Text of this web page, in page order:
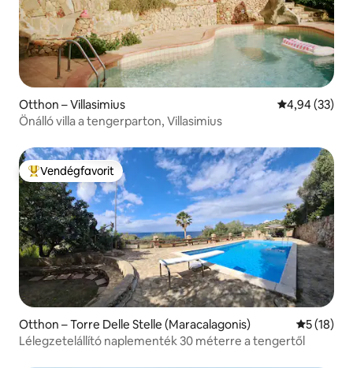
Otthon – Villasimius Átlagos
4,94 (33)
Önálló villa a tengerparton, Villasimius
Kiemelt vendégfavorit
Vendégfavorit
Otthon – Torre Delle Stelle (Maracalagonis) Átlagos
5 (18)
Lélegzetelállító naplementék 30 méterre a tengertől